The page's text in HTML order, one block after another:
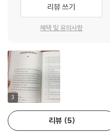
결국 남는 것은 당신이 한 일이다
나에게 주어진 시간과 재능을 다
무심히 일할 수 있는 한 당신은 평화
마음 디톡스_어느 소방관의 기도
| 에필로그 | 기도하고 일하라, 세상
| 부록 | 업무 무기력을 방지하는 스
의 자신감을 먼저 회복해야 한다.
있기 때문이다.
('당신을 막는 것은 상황이 아니
나를 가로막고 있던 무기력의 장벽
늘 내가 한 작은 일일 수 있다. 어쩌
르르 무너져 내리는 꼴을 봐야 거
모른다. 하지만 쉽사리 미궁을 파
는 여러 여건 또한 쉽게 변화시킬
행동이 그 여건을 넘어서게는 할
('오늘 내가 하는 작은 일에 답이
바탕으로 누구나 한 번쯤 겪는 업
을 제시한다. Part1에서는 업무 무
Part3에서는 업무 무기력을 극복
4에서는 업무 무기력을 극복할 때
업무 무기력, 그냥 두면 일뿐 아니
업무 무기력의 가장 큰 원인은 ‘낙
주인에게 의존하고, 복종하는 동물
리뷰 쓰기
혜택 및 유의사항
3
리뷰 5